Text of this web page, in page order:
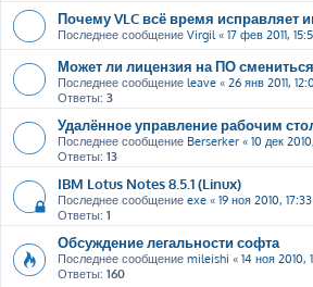
Почему VLC всё время исправляет
Последнее сообщение Virgil« 17 фев 2011,
Может ли лицензия на ПО смениться
Последнее сообщение leave « 26 янв 2011,
Ответы: 3
Удалённое управление рабочим
Последнее сообщение Berserker « 10 дек 2010,
Ответы: 13
IBM Lotus Notes 8.5.1 (Linux)
Последнее сообщение exe « 19 ноя 2010, 17:33
Ответы: 1
Обсуждение легальности софта
Последнее сообщение mileishi « 14 ноя 2010,
Ответы: 160